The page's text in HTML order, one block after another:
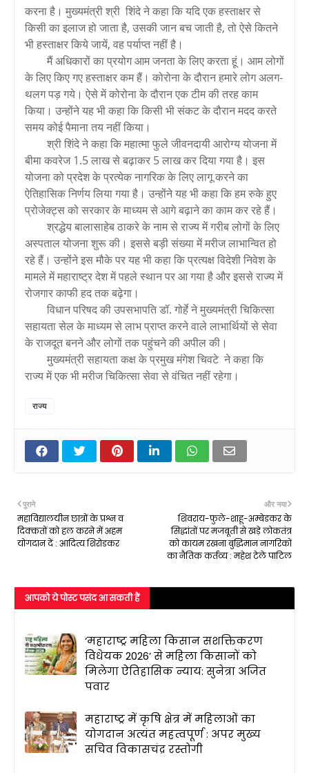
करना है। मुख्यमंत्री श्री शिंदे ने कहा कि यदि एक हस्ताक्षर से
किसी का इलाज हो जाता है, उसकी जान बच जाती है, तो ऐसे कितने
भी हस्ताक्षर किये जायें, वह पर्याप्त नहीं है।
मैं अधिकारों का प्रयोग आम जनता के लिए करता हूं। आम लोगों
के लिए किए गए हस्ताक्षर कम हैं। कोरोना के दौरान हमारे लोग अलग-
थलग पड़ गये। ऐसे में कोरोना के दौरान एक टीम की तरह काम
किया। उन्होंने यह भी कहा कि किसी भी संकट के दौरान मदद करते
समय कोई पैमाना तय नहीं किया।
श्री शिंदे ने कहा कि महात्मा फुले जीवनदायी आरोग्य योजना में
बीमा कवरेज 1.5 लाख से बढ़ाकर 5 लाख कर दिया गया है। इस
योजना को प्रदेश के प्रत्येक नागरिक के लिए लागू करने का
ऐतिहासिक निर्णय लिया गया है। उन्होंने यह भी कहा कि हम रुके हुए
प्रोजेक्ट्स को सरकार के माध्यम से आगे बढ़ाने का काम कर रहे हैं।
श्रद्धेय बालासाहेब ठाकरे के नाम से राज्य में गरीब लोगों के लिए
अस्पताल योजना शुरू की। इससे बड़ी संख्या में मरीज लाभान्वित हो
रहे हैं। उन्होंने इस मौके पर यह भी कहा कि प्रत्यक्ष विदेशी निवेश के
मामले में महाराष्ट्र देश में पहले स्थान पर आ गया है और इससे राज्य में
रोजगार काफी हद तक बढ़ेगा।
विधान परिषद की उपसभापति डॉ. गोर्हे ने मुख्यमंत्री चिकित्सा
सहायता सेल के माध्यम से लाभ प्राप्त करने वाले लाभार्थियों से सेवा
के राजदूत बनने और लोगों तक पहुंचने की अपील की।
मुख्यमंत्री सहायता कक्ष के प्रमुख मंगेश चिवटे ने कहा कि
राज्य में एक भी मरीज चिकित्सा सेवा से वंचित नहीं रहेगा।
राज्य
और नया
शिवराय-फुले-शाहू-अम्बेडकर के
सिद्धांतों पर मजबूती से खड़े लोकतंत्र
को कायम रखना बुद्धिमान नागरिकों
का नैतिक कर्तव्य : महेश टेले पाटिल
पुराने
महाविद्यालयीन छात्रों के प्रश्न व
दिक्कतों को हल करने में अहम
योगदान दें : आदित्य शिरोडकर
आपको ये पोस्ट पसंद आ सकती हैं
‘महाराष्ट्र महिला किसान सशक्तिकरण
विधेयक 2026’ से महिला किसानों को
मिलेगा ऐतिहासिक न्याय: सुनेत्रा अजित
पवार
महाराष्ट्र में कृषि क्षेत्र में महिलाओं का
योगदान अत्यंत महत्वपूर्ण : अपर मुख्य
सचिव विकासचंद्र रस्तोगी